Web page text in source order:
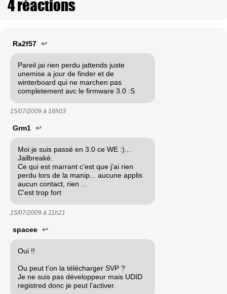
4 réactions
Ra2f57 ↩
Pareil jai rien perdu jattends juste
unemise a jour de finder et de
winterboard qui ne marchen pas
completement avc le firmware 3.0 :S
15/07/2009 à 16h03
Grm1 ↩
Moi je suis passé en 3.0 ce WE :)...
Jailbreaké.
Ce qui est marrant c'est que j'ai rien
perdu lors de la manip... aucune applis
aucun contact, rien ...
C'est trop fort
15/07/2009 à 11h21
spacee ↩
Oui !!
Ou peut t'on la télécharger SVP ?
Je ne suis pas développeur mais UDID
registred donc je peut l'activer.